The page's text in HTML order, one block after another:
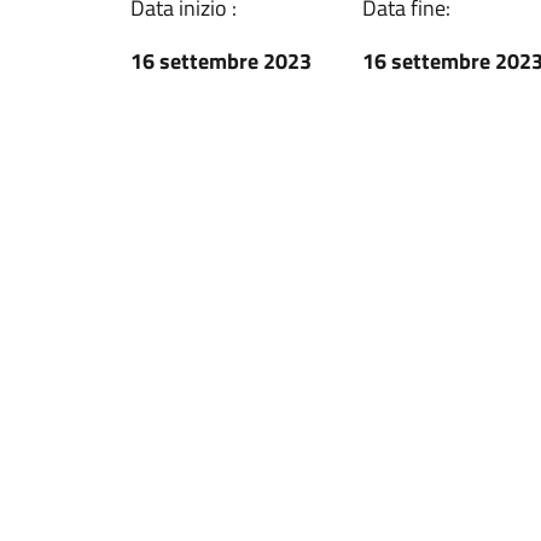
Data inizio :
16 settembre 2023
Data fine:
16 settembre